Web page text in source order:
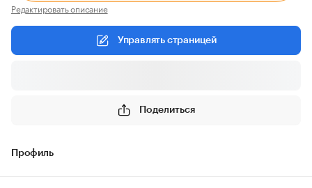
Редактировать описание
Управлять страницей
Поделиться
Профиль